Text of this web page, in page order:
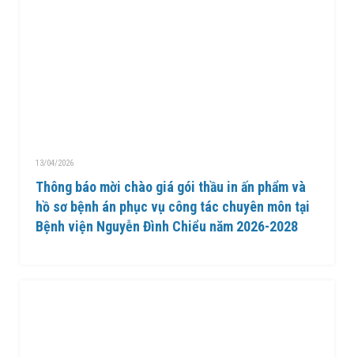
13/04/2026
Thông báo mời chào giá gói thầu in ấn phẩm và
hồ sơ bệnh án phục vụ công tác chuyên môn tại
Bệnh viện Nguyễn Đình Chiểu năm 2026-2028